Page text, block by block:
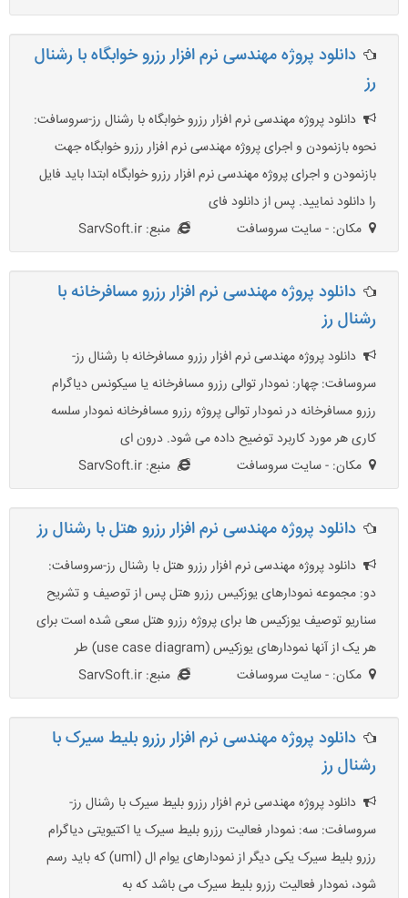
دانلود پروژه مهندسی نرم افزار رزرو خوابگاه با رشنال
رز
دانلود پروژه مهندسی نرم افزار رزرو خوابگاه با رشنال رز-سروسافت:
نحوه بازنمودن و اجرای پروژه مهندسی نرم افزار رزرو خوابگاه جهت
بازنمودن و اجرای پروژه مهندسی نرم افزار رزرو خوابگاه ابتدا باید فایل
را دانلود نمایید. پس از دانلود فای
مکان: - سایت سروسافت
منبع: SarvSoft.ir
دانلود پروژه مهندسی نرم افزار رزرو مسافرخانه با
رشنال رز
دانلود پروژه مهندسی نرم افزار رزرو مسافرخانه با رشنال رز-
سروسافت: چهار: نمودار توالی رزرو مسافرخانه یا سیکونس دیاگرام
رزرو مسافرخانه در نمودار توالی پروژه رزرو مسافرخانه نمودار سلسه
کاری هر مورد کاربرد توضیح داده می شود. درون ای
مکان: - سایت سروسافت
منبع: SarvSoft.ir
دانلود پروژه مهندسی نرم افزار رزرو هتل با رشنال رز
دانلود پروژه مهندسی نرم افزار رزرو هتل با رشنال رز-سروسافت:
دو: مجموعه نمودارهای یوزکیس رزرو هتل پس از توصیف و تشریح
سناریو توصیف یوزکیس ها برای پروژه رزرو هتل سعی شده است برای
هر یک از آنها نمودارهای یوزکیس (use case diagram) طر
مکان: - سایت سروسافت
منبع: SarvSoft.ir
دانلود پروژه مهندسی نرم افزار رزرو بلیط سیرک با
رشنال رز
دانلود پروژه مهندسی نرم افزار رزرو بلیط سیرک با رشنال رز-
سروسافت: سه: نمودار فعالیت رزرو بلیط سیرک یا اکتیویتی دیاگرام
رزرو بلیط سیرک یکی دیگر از نمودارهای یوام ال (uml) که باید رسم
شود، نمودار فعالیت رزرو بلیط سیرک می باشد که به